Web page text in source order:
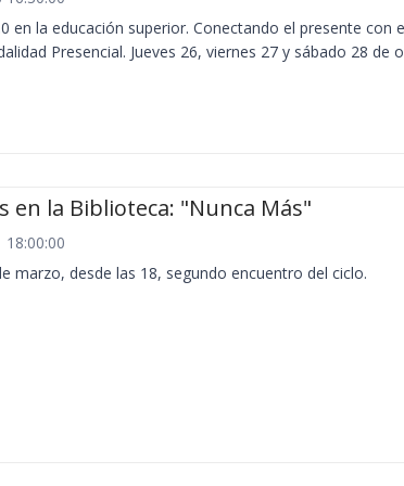
en la educación superior. Conectando el presente con
Presencial. Jueves 26, viernes 27 y sábado 28 de
en la Biblioteca: "Nunca Más"
18:00:00
marzo, desde las 18, segundo encuentro del ciclo.